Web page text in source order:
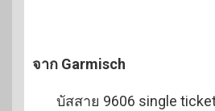
จาก Garmisch
บัสสาย 9606 single